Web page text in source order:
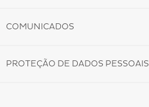
COMUNICADOS
PROTEÇÃO DE DADOS PESSOAIS